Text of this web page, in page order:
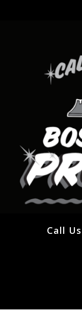
Call Us